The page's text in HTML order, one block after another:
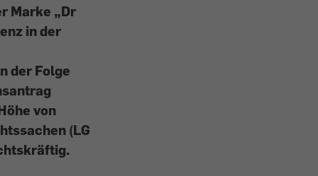
Marke „Dr
in der
der Folge
von
(LG